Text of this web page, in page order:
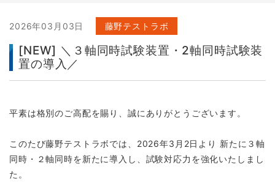
2026年03月03日 藤野テストラボ
[NEW] ＼３軸同時試験装置・2軸同時試験装
置の導入／
平素は格別のご高配を賜り、誠にありがとうございます。
このたび藤野テストラボでは、2026年3月2日より 新たに３軸
同時・２軸同時を新たに導入し、試験対応力を強化いたしまし
た。